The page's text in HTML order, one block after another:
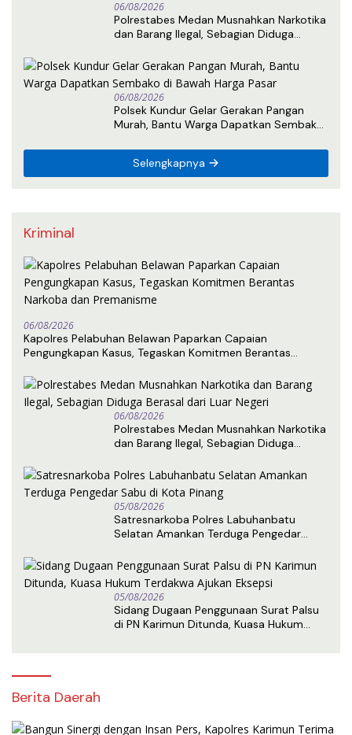
06/08/2026
Polrestabes Medan Musnahkan Narkotika
dan Barang Ilegal, Sebagian Diduga
06/08/2026
Polsek Kundur Gelar Gerakan Pangan
Murah, Bantu Warga Dapatkan Sembako
Selengkapnya
Kriminal
06/08/2026
Kapolres Pelabuhan Belawan Paparkan Capaian
Pengungkapan Kasus, Tegaskan Komitmen Berantas
06/08/2026
Polrestabes Medan Musnahkan Narkotika
dan Barang Ilegal, Sebagian Diduga
05/08/2026
Satresnarkoba Polres Labuhanbatu
Selatan Amankan Terduga Pengedar
05/08/2026
Sidang Dugaan Penggunaan Surat Palsu
di PN Karimun Ditunda, Kuasa Hukum
Berita Daerah